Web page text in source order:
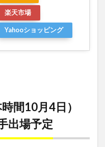
楽天市場
Yahooショッピング
間10月4日）
出場予定